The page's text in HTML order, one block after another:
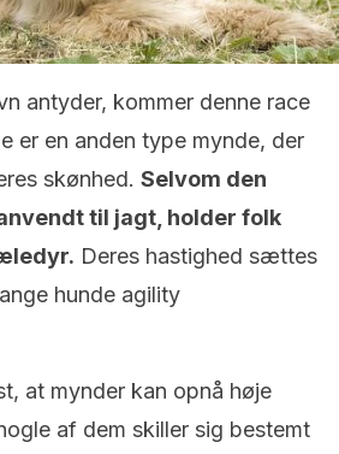
antyder, kommer denne race
er en anden type mynde, der
skønhed. Selvom den
til jagt, holder folk
Deres hastighed sættes
hunde agility
at mynder kan opnå høje
af dem skiller sig bestemt